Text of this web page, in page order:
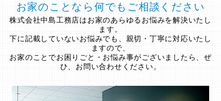
お家のことなら何でもご相談ください
株式会社中島工務店はお家のあらゆるお悩みを解決いたし
ます。
下に記載していないお悩みでも、親切・丁寧に対応いたし
ますので、
お家のことでお困りごと・お悩み事がございましたら、ぜ
ひ、お問い合わせください。